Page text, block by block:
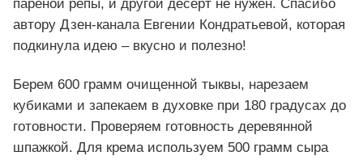
пареной репы, и другой десерт не нужен. Спасибо
автору Дзен-канала Евгении Кондратьевой, которая
подкинула идею – вкусно и полезно!
Берем 600 грамм очищенной тыквы, нарезаем
кубиками и запекаем в духовке при 180 градусах до
готовности. Проверяем готовность деревянной
шпажкой. Для крема используем 500 грамм сыра